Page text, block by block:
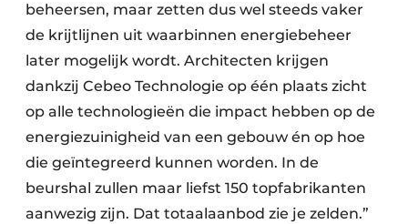
beheersen, maar zetten dus wel steeds vaker
de krijtlijnen uit waarbinnen energiebeheer
later mogelijk wordt. Architecten krijgen
dankzij Cebeo Technologie op één plaats zicht
op alle technologieën die impact hebben op de
energiezuinigheid van een gebouw én op hoe
die geïntegreerd kunnen worden. In de
beurshal zullen maar liefst 150 topfabrikanten
aanwezig zijn. Dat totaalaanbod zie je zelden.”